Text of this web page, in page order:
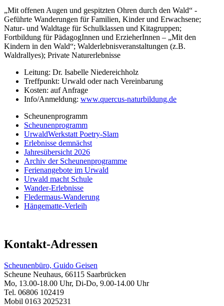
„Mit offenen Augen und gespitzten Ohren durch den Wald“ -
Geführte Wanderungen für Familien, Kinder und Erwachsene;
Natur- und Waldtage für Schulklassen und Kitagruppen;
Fortbildung für PädagogInnen und ErzieherInnen – „Mit den
Kindern in den Wald“; Walderlebnisveranstaltungen (z.B.
Waldrallyes); Private Naturerlebnisse
Leitung: Dr. Isabelle Niedereichholz
Treffpunkt: Urwald oder nach Vereinbarung
Kosten: auf Anfrage
Info/Anmeldung: www.quercus-naturbildung.de
Scheunenprogramm
Scheunenprogramm
UrwaldWerkstatt Poetry-Slam
Erlebnisse demnächst
Jahresübersicht 2026
Archiv der Scheunenprogramme
Ferienangebote im Urwald
Urwald macht Schule
Wander-Erlebnisse
Fledermaus-Wanderung
Hängematte-Verleih
Kontakt-Adressen
Scheunenbüro, Guido Geisen
Scheune Neuhaus, 66115 Saarbrücken
Mo, 13.00-18.00 Uhr, Di-Do, 9.00-14.00 Uhr
Tel. 06806 102419
Mobil 0163 2025231